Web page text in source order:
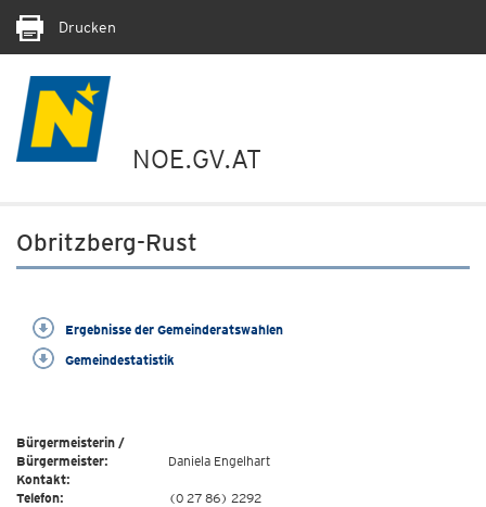
Drucken
NOE.GV.AT
Obritzberg-Rust
Ergebnisse der Gemeinderatswahlen
Gemeindestatistik
Bürgermeisterin /
Bürgermeister:
Daniela Engelhart
Kontakt:
Telefon:
(0 27 86) 2292